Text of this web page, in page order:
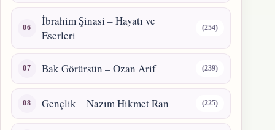
İbrahim Şinasi – Hayatı ve
Eserleri
(254)
Bak Görürsün – Ozan Arif (239)
Gençlik – Nazım Hikmet Ran (225)